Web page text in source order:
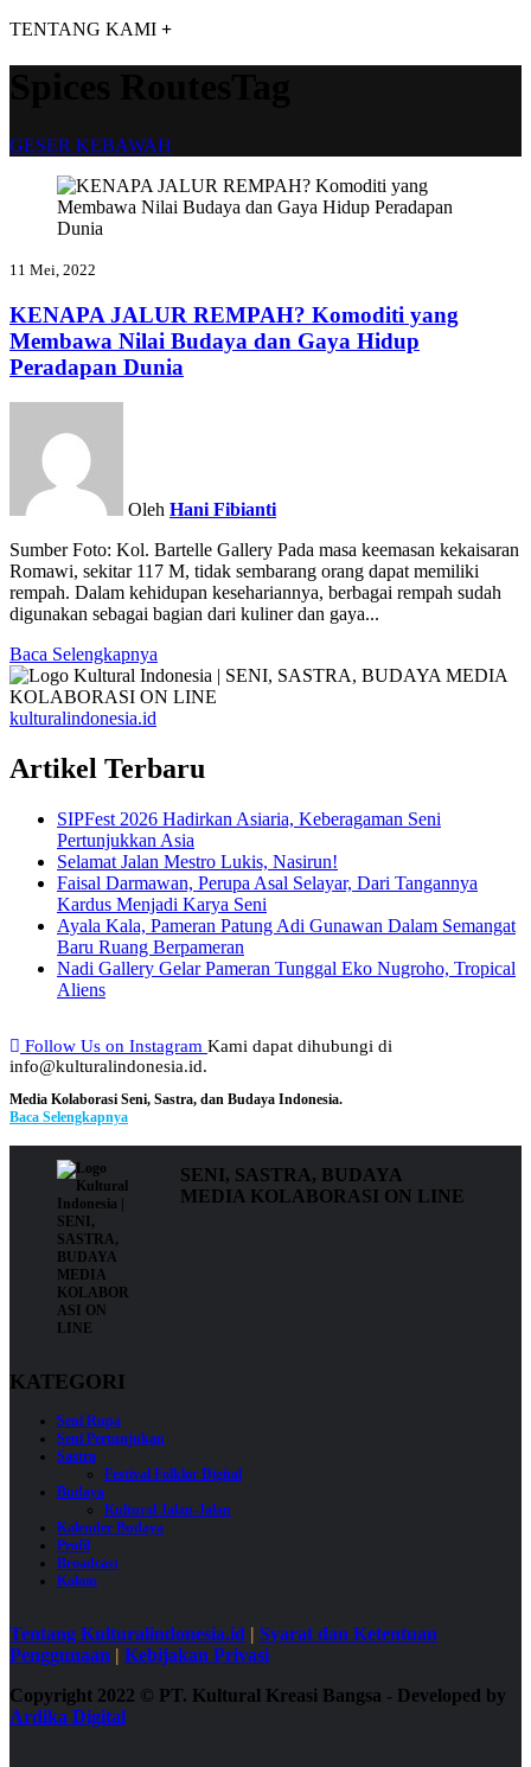
TENTANG KAMI +
GESER KEBAWAH
11 Mei, 2022
KENAPA JALUR REMPAH? Komoditi yang
Membawa Nilai Budaya dan Gaya Hidup
Peradapan Dunia
Oleh Hani Fibianti
Sumber Foto: Kol. Bartelle Gallery Pada masa keemasan kekaisaran
Romawi, sekitar 117 M, tidak sembarang orang dapat memiliki
rempah. Dalam kehidupan kesehariannya, berbagai rempah sudah
digunakan sebagai bagian dari kuliner dan gaya...
Baca Selengkapnya
kulturalindonesia.id
Artikel Terbaru
SIPFest 2026 Hadirkan Asiaria, Keberagaman Seni
Pertunjukkan Asia
Selamat Jalan Mestro Lukis, Nasirun!
Faisal Darmawan, Perupa Asal Selayar, Dari Tangannya
Kardus Menjadi Karya Seni
Ayala Kala, Pameran Patung Adi Gunawan Dalam Semangat
Baru Ruang Berpameran
Nadi Gallery Gelar Pameran Tunggal Eko Nugroho, Tropical
Aliens
Follow Us on Instagram Kami dapat dihubungi di
info@kulturalindonesia.id.
Media Kolaborasi Seni, Sastra, dan Budaya Indonesia.
Baca Selengkapnya
SENI, SASTRA, BUDAYA
MEDIA KOLABORASI ON LINE
KATEGORI
Seni Rupa
Seni Pertunjukan
Sastra
Festival Folklor Digital
Budaya
Kultural Jalan-Jalan
Kalender Budaya
Profil
Broadcast
Kolom
Tentang Kulturalindonesia.id | Syarat dan Ketentuan
Penggunaan | Kebijakan Privasi
Copyright 2022 © PT. Kultural Kreasi Bangsa - Developed by
Ardika Digital